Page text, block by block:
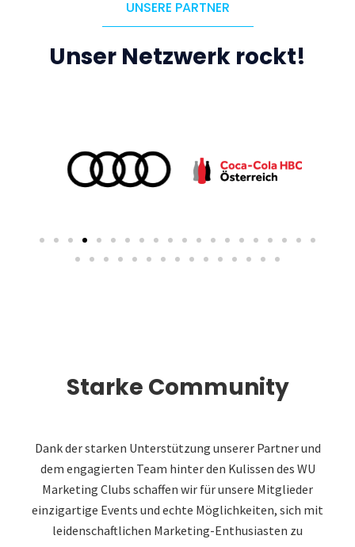
UNSERE PARTNER
Unser Netzwerk rockt!
Starke Community
Dank der starken Unterstützung unserer Partner und
dem engagierten Team hinter den Kulissen des WU
Marketing Clubs schaffen wir für unsere Mitglieder
einzigartige Events und echte Möglichkeiten, sich mit
leidenschaftlichen Marketing-Enthusiasten zu